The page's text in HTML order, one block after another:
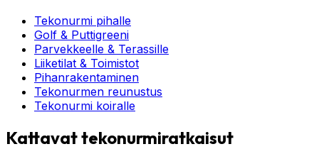
Tekonurmi pihalle
Golf & Puttigreeni
Parvekkeelle & Terassille
Liiketilat & Toimistot
Pihanrakentaminen
Tekonurmen reunustus
Tekonurmi koiralle
Kattavat tekonurmiratkaisut